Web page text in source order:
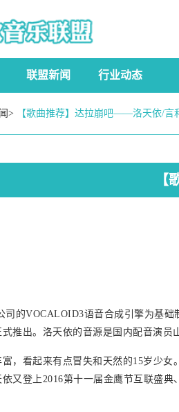
联盟新闻 行业动态
> 【歌曲推荐】达拉崩吧——洛天依/言
司的VOCALOID3语音合成引擎为基
推出。洛天依的音源是国内配音演员
，看起来有点冒失和天然的15岁少
又登上2016第十一届金鹰节互联盛典